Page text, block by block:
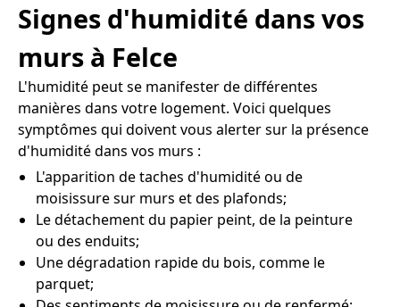
Signes d'humidité dans vos
murs à Felce
L'humidité peut se manifester de différentes
manières dans votre logement. Voici quelques
symptômes qui doivent vous alerter sur la présence
d'humidité dans vos murs :
L'apparition de taches d'humidité ou de
moisissure sur murs et des plafonds;
Le détachement du papier peint, de la peinture
ou des enduits;
Une dégradation rapide du bois, comme le
parquet;